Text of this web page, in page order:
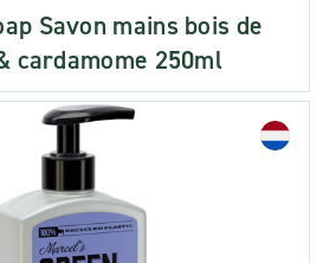
Savon mains bois de
cardamome 250ml